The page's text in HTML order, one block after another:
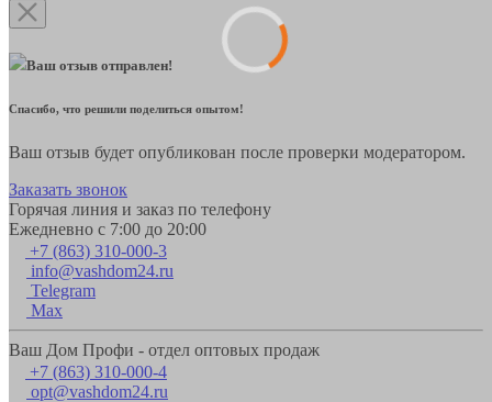
Ваш отзыв отправлен!
Спасибо, что решили поделиться опытом!
Ваш отзыв будет опубликован после проверки модератором.
Заказать звонок
Горячая линия и заказ по телефону
Ежедневно с 7:00 до 20:00
+7 (863) 310-000-3
info@vashdom24.ru
Telegram
Max
Ваш Дом Профи - отдел оптовых продаж
+7 (863) 310-000-4
opt@vashdom24.ru